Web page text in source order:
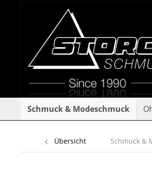
Schmuck & Modeschmuck
Übersicht Schmuck &